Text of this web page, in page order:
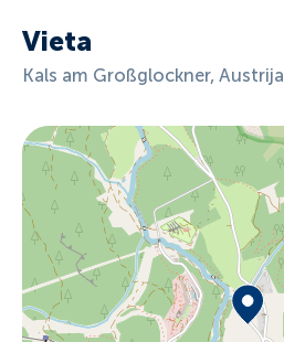
Vieta
Kals am Großglockner, Austrija